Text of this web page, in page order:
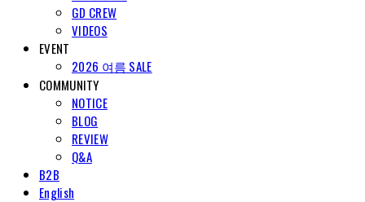
GD CREW
VIDEOS
EVENT
2026 여름 SALE
COMMUNITY
NOTICE
BLOG
REVIEW
Q&A
B2B
English